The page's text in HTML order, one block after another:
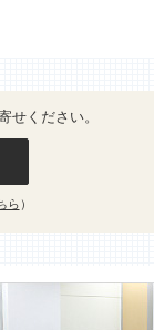
せください。
ら ）